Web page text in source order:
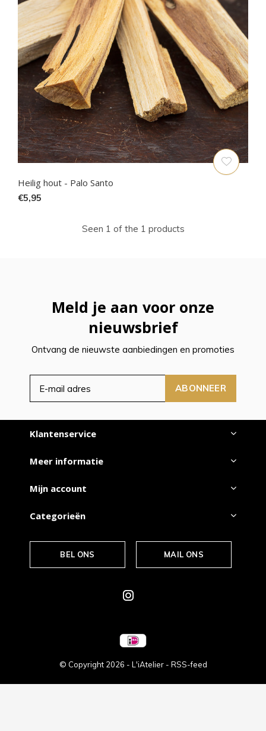
Heilig hout - Palo Santo
€5,95
Seen 1 of the 1 products
Meld je aan voor onze
nieuwsbrief
Ontvang de nieuwste aanbiedingen en promoties
ABONNEER
Klantenservice
Meer informatie
Mijn account
Categorieën
BEL ONS MAIL ONS
© Copyright 2026 - L'iAtelier - RSS-feed